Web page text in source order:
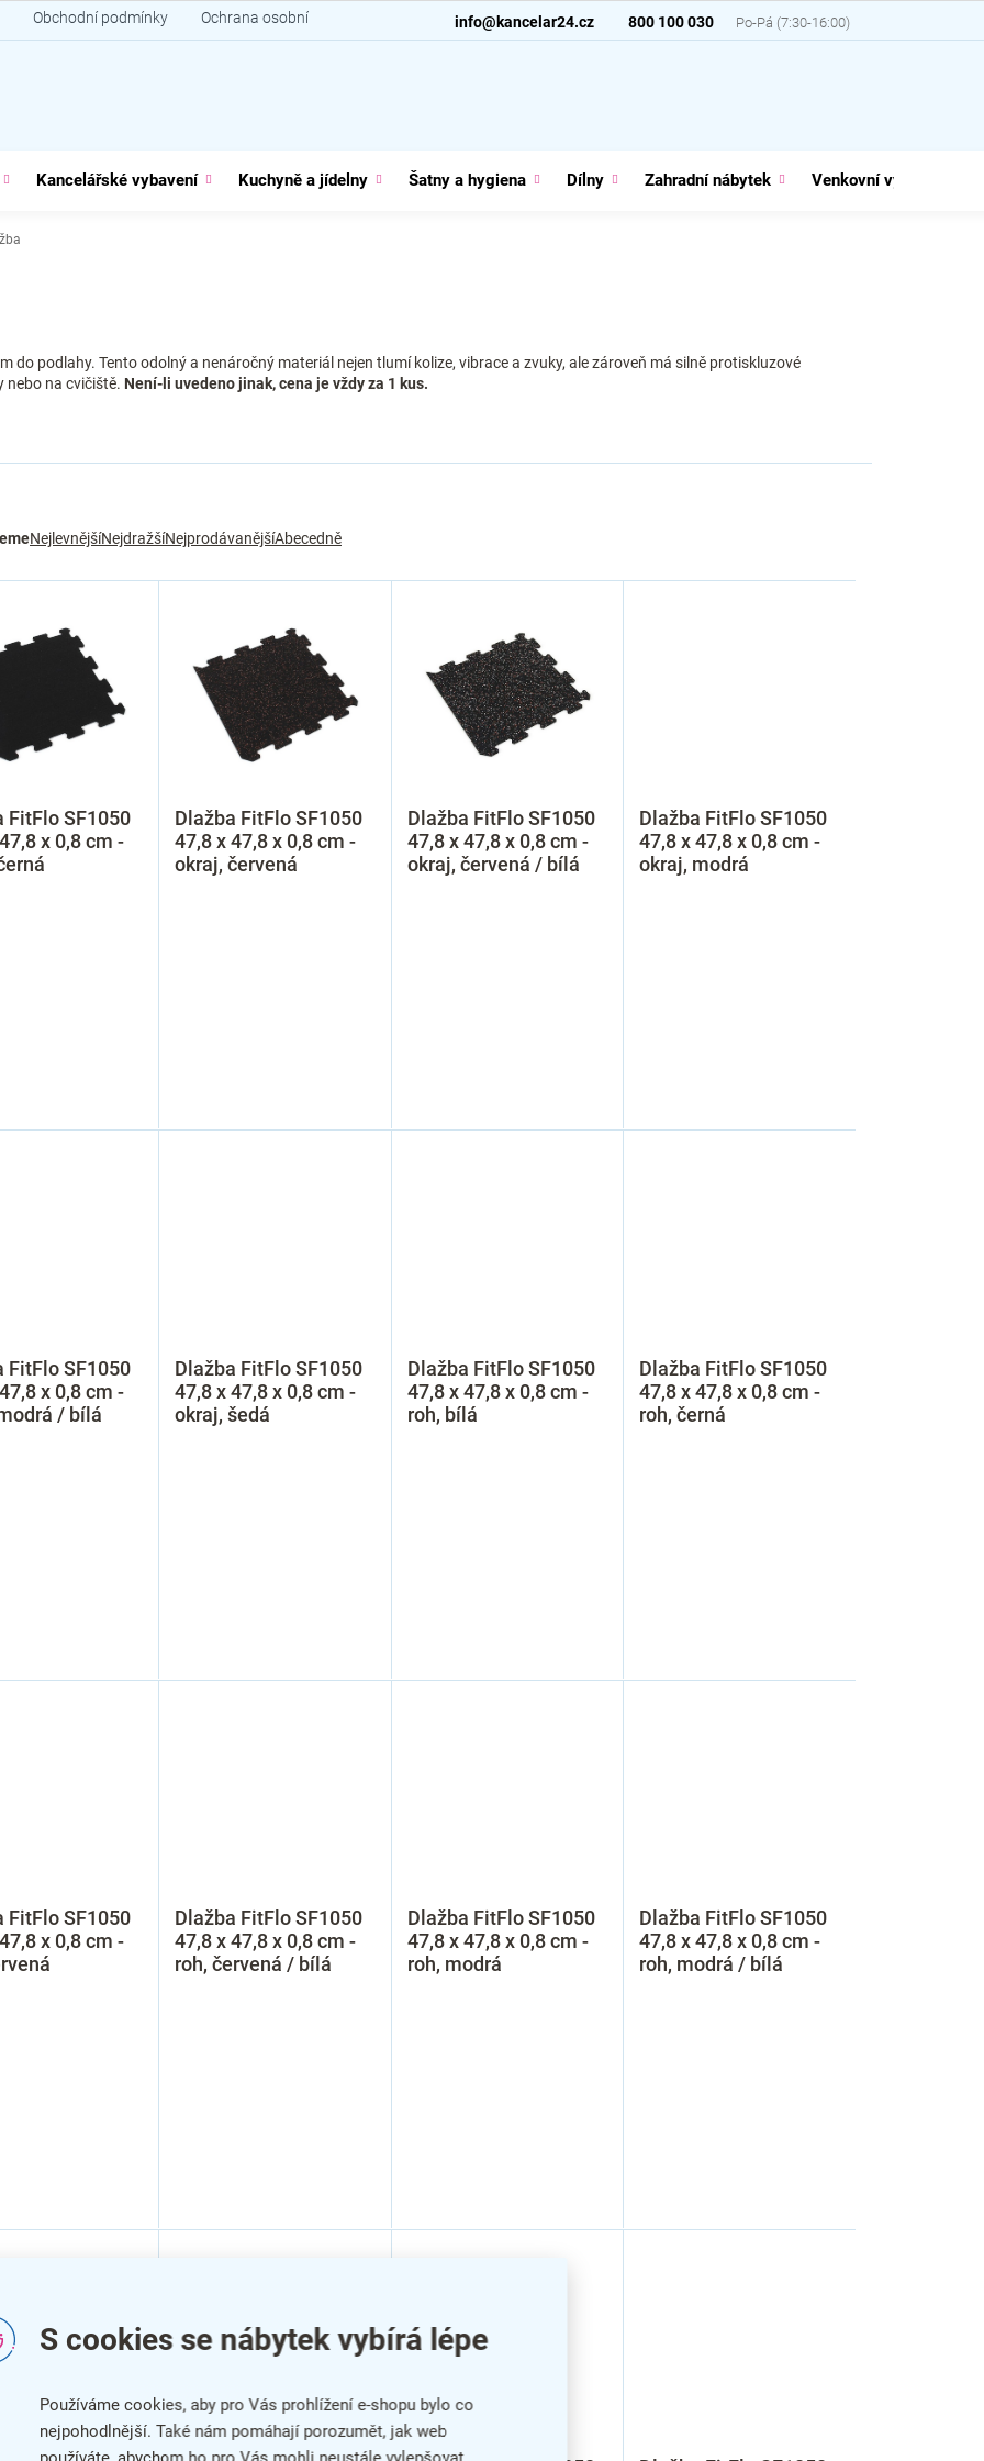
S cookies se nábytek vybírá lépe
Používáme cookies, aby pro Vás prohlížení e-shopu bylo co
nejpohodlnější. Také nám pomáhají porozumět, jak web
800 100 030
info@kancelar24.cz
Obchodní podmínky Ochrana osobních údajů
Kancelářské vybavení Kuchyně a jídelny Šatny a hygiena Dílny Zahradní nábytek Venkovní vybavení
do podlahy. Tento odolný a nenáročný materiál nejen tlumí kolize, vibrace a zvuky, ale zároveň má silně protiskluzové
nebo na cvičiště. Není-li uvedeno jinak, cena je vždy za 1 kus.
NejlevnějšíNejdražšíNejprodávanějšíAbecedně
FitFlo SF1050
x 0,8 cm -
Dlažba FitFlo SF1050
47,8 x 47,8 x 0,8 cm -
okraj, červená
Dlažba FitFlo SF1050
47,8 x 47,8 x 0,8 cm -
okraj, červená / bílá
Dlažba FitFlo SF1050
47,8 x 47,8 x 0,8 cm -
okraj, modrá
FitFlo SF1050
x 0,8 cm -
/ bílá
Dlažba FitFlo SF1050
47,8 x 47,8 x 0,8 cm -
okraj, šedá
Dlažba FitFlo SF1050
47,8 x 47,8 x 0,8 cm -
roh, bílá
Dlažba FitFlo SF1050
47,8 x 47,8 x 0,8 cm -
roh, černá
FitFlo SF1050
x 0,8 cm -
Dlažba FitFlo SF1050
47,8 x 47,8 x 0,8 cm -
roh, červená / bílá
Dlažba FitFlo SF1050
47,8 x 47,8 x 0,8 cm -
roh, modrá
Dlažba FitFlo SF1050
47,8 x 47,8 x 0,8 cm -
roh, modrá / bílá